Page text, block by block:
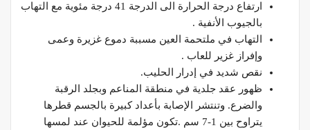
ارتفاع درجة الحرارة الى الدرجة 41 درجة مئوية مع التهاب
بالجيوب الأنفية .
التهاب في ملتحمة العين مسببة دموع غزيرة وعمى
وإفراز غزير للعاب .
نقص شديد في إدرار الحليب.
ظهور عقد جلدية في منطقة المناعم وبجلد الرقبة
والضرع. وتنتشر الإصابة بأعداد كبيرة بالجسم قطرها
يتراوح بين 1-7 سم .تكون مؤلمة للحيوان عند لمسها